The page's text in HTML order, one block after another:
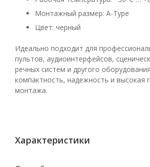
Монтажный размер: A-Type
Цвет: черный
Идеально подходит для
пультов, аудиоинтерфейсов,
речных систем и другого
компактность, надежность и высокая
монтажа.
Характеристики